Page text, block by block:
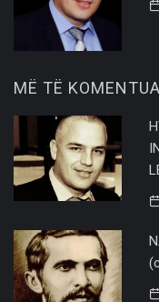
MË TË